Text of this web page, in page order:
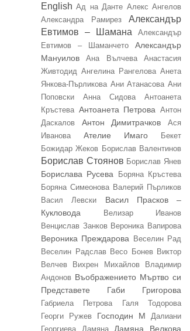
English Ад на Данте Алекс Ангелов
Александра Рамирез
Александър
Евтимов – Шамана
Александър
Евтимов – Шаманчето
Александър
Мануилов
Ана Вълчева
Анастасия
Живтодид Ангелина Рангелова Анета
Янкова-Пърликова Ани Атанасова Ани
Поповски
Анна Сидова
Антоанета
Кръстева Антоанета Петрова
Антон
Даскалов
Антон Димитрачков
Ася
Иванова
Ателие Имаго
Бекет
Божидар Жеков Борислав Валентинов
Борислав Стоянов Борислав Янев
Борислава Русева
Боряна Кръстева
Боряна Симеонова Валерий Пърликов
Васил Левски
Васил Прасков –
Кукловода
Велизар Иванов
Венцислав Занков Вероника Вапирова
Вероника Преждарова
Веселин Рад
Веселин Радслав Весо Бонев Виктор
Велчев
Вихрен Михайлов
Владимир
Андонов Въображението Мъртво си
Представете
Габи Григорова
Габриела Петрова
Галя Тодорова
Георги Ружев
Господин М
Далиани
Георгиева
Дамяна Дамяна Велкова